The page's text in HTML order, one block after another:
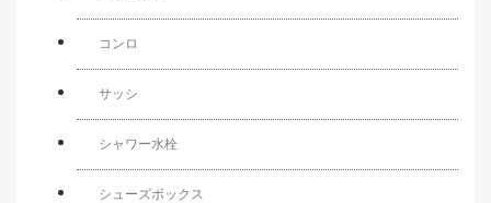
コンロ
サッシ
シャワー水栓
シューズボックス